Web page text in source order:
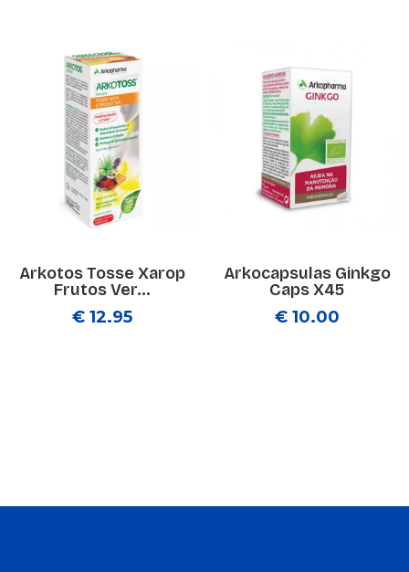
Arkotos Tosse Xarop
Frutos Ver...
€ 12.95
Arkocapsulas Ginkgo
Caps X45
€ 10.00